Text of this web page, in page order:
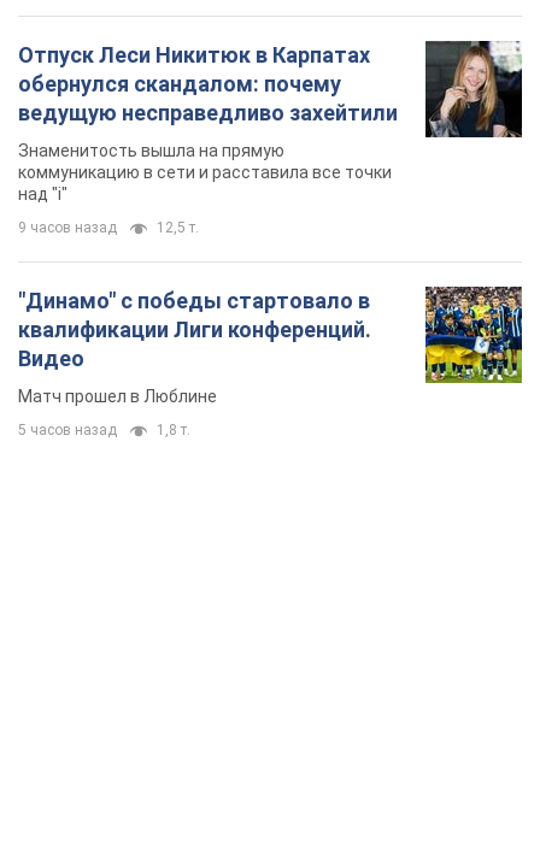
Отпуск Леси Никитюк в Карпатах
обернулся скандалом: почему
ведущую несправедливо захейтили
Знаменитость вышла на прямую
коммуникацию в сети и расставила все точки
над "i"
9 часов назад 12,5 т.
"Динамо" с победы стартовало в
квалификации Лиги конференций.
Видео
Матч прошел в Люблине
5 часов назад 1,8 т.